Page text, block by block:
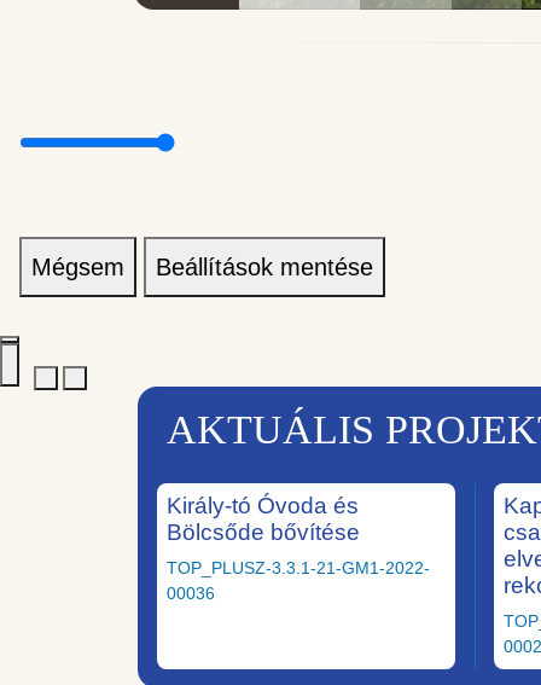
Mégsem Beállítások mentése
AKTUÁLIS
Király-tó Óvoda és
Bölcsőde bővítése
TOP_PLUSZ-3.3.1-21-GM1-2022-
00036